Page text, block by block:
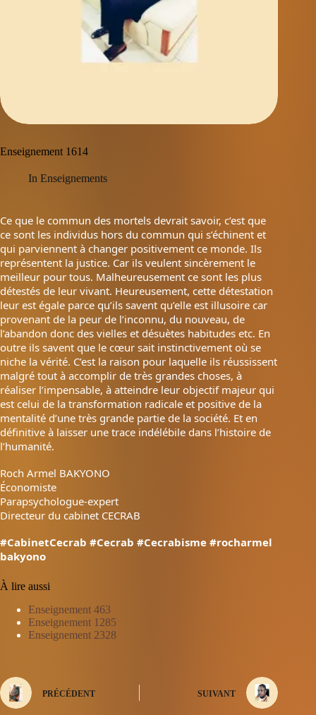
Enseignement 1614
In Enseignements
Ce que le commun des mortels devrait savoir, c’est que
ce sont les individus hors du commun qui s’échinent et
qui parviennent à changer positivement ce monde. Ils
représentent la justice. Car ils veulent sincèrement le
meilleur pour tous. Malheureusement ce sont les plus
détestés de leur vivant. Heureusement, cette détestation
leur est égale parce qu’ils savent qu’elle est illusoire car
provenant de la peur de l’inconnu, du nouveau, de
l’abandon donc des vielles et désuètes habitudes etc. En
outre ils savent que le cœur sait instinctivement où se
niche la vérité. C’est la raison pour laquelle ils réussissent
malgré tout à accomplir de très grandes choses, à
réaliser l’impensable, à atteindre leur objectif majeur qui
est celui de la transformation radicale et positive de la
mentalité d’une très grande partie de la société. Et en
définitive à laisser une trace indélébile dans l’histoire de
l’humanité.
Roch Armel BAKYONO
Économiste
Parapsychologue-expert
Directeur du cabinet CECRAB
#CabinetCecrab #Cecrab #Cecrabisme #rocharmel
bakyono
À lire aussi
Enseignement 463
Enseignement 1285
Enseignement 2328
PRÉCÉDENT SUIVANT